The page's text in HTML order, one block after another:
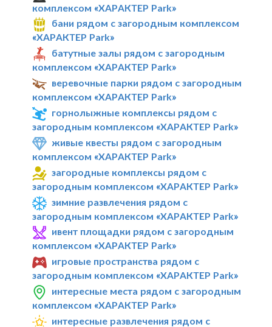
комплексом «ХАРАКТЕР Park»
бани рядом с загородным комплексом
«ХАРАКТЕР Park»
батутные залы рядом с загородным
комплексом «ХАРАКТЕР Park»
веревочные парки рядом с загородным
комплексом «ХАРАКТЕР Park»
горнолыжные комплексы рядом с
загородным комплексом «ХАРАКТЕР Park»
живые квесты рядом с загородным
комплексом «ХАРАКТЕР Park»
загородные комплексы рядом с
загородным комплексом «ХАРАКТЕР Park»
зимние развлечения рядом с
загородным комплексом «ХАРАКТЕР Park»
ивент площадки рядом с загородным
комплексом «ХАРАКТЕР Park»
игровые пространства рядом с
загородным комплексом «ХАРАКТЕР Park»
интересные места рядом с загородным
комплексом «ХАРАКТЕР Park»
интересные развлечения рядом с